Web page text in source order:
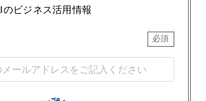
のビジネス活用情報